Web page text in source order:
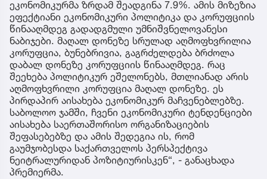
ეკონომიკურმა ზრდამ შეადგინა 7.9%. ამის მიზეზია
ეფექტიანი ეკონომიკური პოლიტიკა და კორუფციის
წინააღმდეგ გადადგმული უმნიშვნელოვანესი
ნაბიჯები. მაღალ დონეზე სრულად აღმოფხვრილია
კორუფცია, ბუნებრივია, გაგრძელდება ბრძოლა
დაბალ დონეზე კორუფციის წინააღმდეგ. რაც
შეეხება პოლიტიკურ ეშელონებს, მთლიანად არის
აღმოფხვრილი კორუფცია მაღალ დონეზე. ეს
პირდაპირ აისახება ეკონომიკურ მაჩვენებლებზე.
საბოლოო ჯამში, ჩვენი ეკონომიკური ტენდენციები
აისახება საერთაშორისო ორგანიზაციების
შეფასებებზე და ამის შედეგია ის, რომ
გაუმჯობესდა საქართველოს პერსპექტივა
ნეიტრალურიდან პოზიტიურისკენ“, - განაცხადა
პრემიერმა.